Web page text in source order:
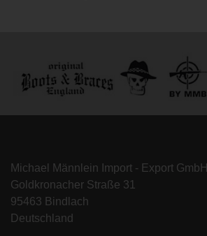
Michael Männlein Import - Export GmbH
Goldkronacher Straße 31
95463 Bindlach
Deutschland